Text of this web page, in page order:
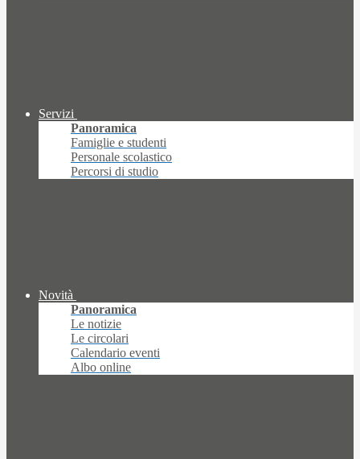
Servizi
Panoramica
Famiglie e studenti
Personale scolastico
Percorsi di studio
Novità
Panoramica
Le notizie
Le circolari
Calendario eventi
Albo online